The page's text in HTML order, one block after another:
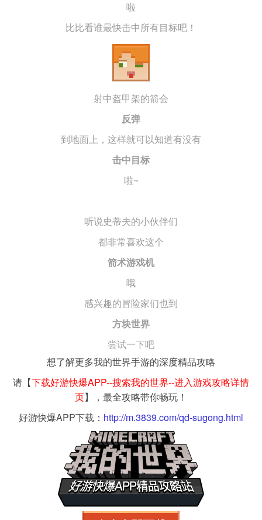
啦
比比看谁最快击中所有目标吧！
射中盔甲架的箭会
反弹
到地面上，这样就可以知道有没有
击中目标
啦~
听说史蒂夫的小伙伴们
都非常喜欢这个
箭术游戏机
哦
感兴趣的冒险家们也到
方块世界
尝试一下吧
想了解更多我的世界手游的深度精品攻略
请【下载好游快爆APP--搜索我的世界--进入游戏攻略详情
页】，最全攻略带你畅玩！
好游快爆APP下载： http://m.3839.com/qd-sugong.html